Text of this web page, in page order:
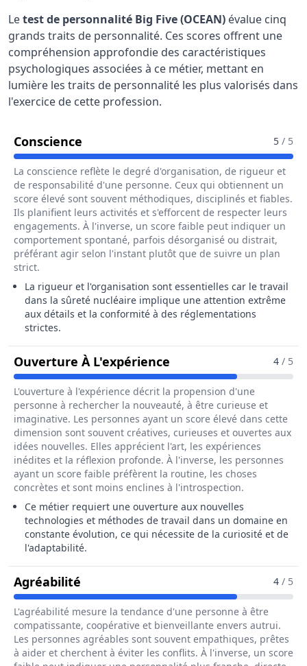
Letest de personnalité Big Five (OCEAN) évalue cinq
grands traits de personnalité. Ces scores offrent une
compréhension approfondie des caractéristiques
psychologiques associées à ce métier, mettant en
lumière les traits de personnalité les plus valorisés dans
l'exercice de cette profession.
Conscience Pour Le Métier De Ingénieur / 5 / 5
La conscience reflète le degré d'organisation, de rigueur et
de responsabilité d'une personne. Ceux qui obtiennent un
score élevé sont souvent méthodiques, disciplinés et fiables.
Ils planifient leurs activités et s'efforcent de respecter leurs
engagements. À l'inverse, un score faible peut indiquer un
comportement spontané, parfois désorganisé ou distrait,
préférant agir selon l'instant plutôt que de suivre un plan
strict.
La rigueur et l'organisation sont essentielles car le travail
dans la sûreté nucléaire implique une attention extrême
aux détails et la conformité à des réglementations
strictes.
Ouverture À L'expérience Pour Le Métier De
4 / 5
L'ouverture à l'expérience décrit la propension d'une
personne à rechercher la nouveauté, à être curieuse et
imaginative. Les personnes ayant un score élevé dans cette
dimension sont souvent créatives, curieuses et ouvertes aux
idées nouvelles. Elles apprécient l'art, les expériences
inédites et la réflexion profonde. À l'inverse, les personnes
ayant un score faible préfèrent la routine, les choses
concrètes et sont moins enclines à l'introspection.
Ce métier requiert une ouverture aux nouvelles
technologies et méthodes de travail dans un domaine en
constante évolution, ce qui nécessite de la curiosité et de
l'adaptabilité.
Agréabilité Pour Le Métier De Ingénieur / 4 / 5
L'agréabilité mesure la tendance d'une personne à être
compatissante, coopérative et bienveillante envers autrui.
Les personnes agréables sont souvent empathiques, prêtes
à aider et cherchent à éviter les conflits. À l'inverse, un score